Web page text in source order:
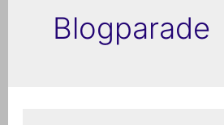
Blogparade